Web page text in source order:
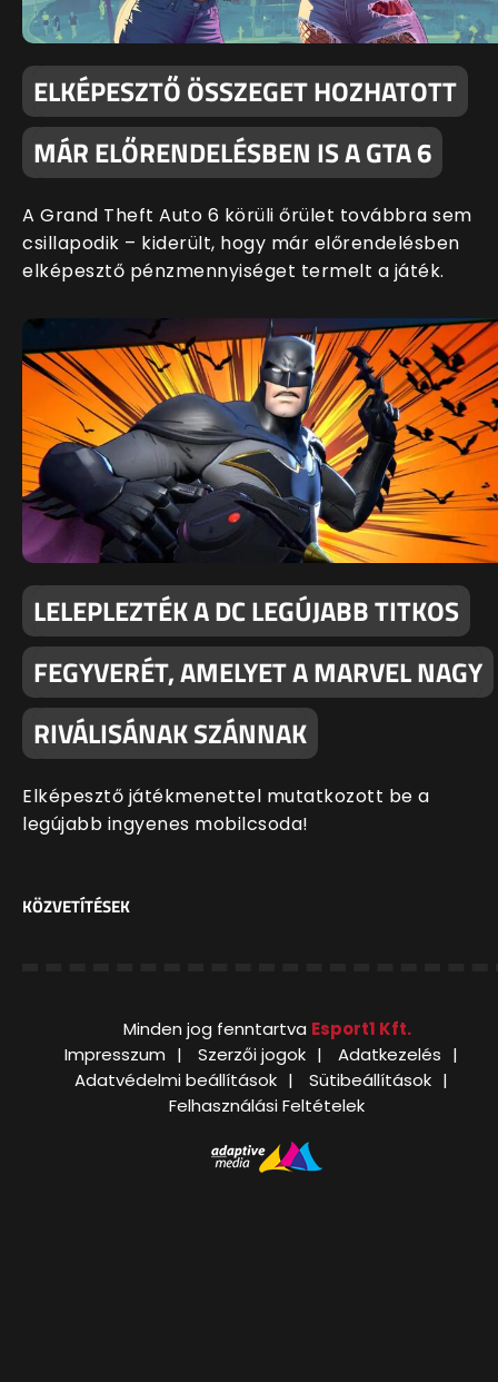
ELKÉPESZTŐ ÖSSZEGET HOZHATOTT
MÁR ELŐRENDELÉSBEN IS A GTA 6
A Grand Theft Auto 6 körüli őrület továbbra sem
csillapodik – kiderült, hogy már előrendelésben
elképesztő pénzmennyiséget termelt a játék.
LELEPLEZTÉK A DC LEGÚJABB TITKOS
FEGYVERÉT, AMELYET A MARVEL NAGY
RIVÁLISÁNAK SZÁNNAK
Elképesztő játékmenettel mutatkozott be a
legújabb ingyenes mobilcsoda!
KÖZVETÍTÉSEK
Minden jog fenntartva Esport1 Kft.
Impresszum
Szerzői jogok
Adatkezelés
Adatvédelmi beállítások
Sütibeállítások
Felhasználási Feltételek